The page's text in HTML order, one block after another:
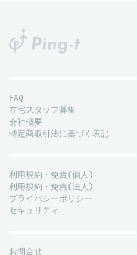
FAQ
在宅スタッフ募集
会社概要
特定商取引法に基づく表記
利用規約・免責(個人)
利用規約・免責(法人)
プライバシーポリシー
セキュリティ
お問合せ